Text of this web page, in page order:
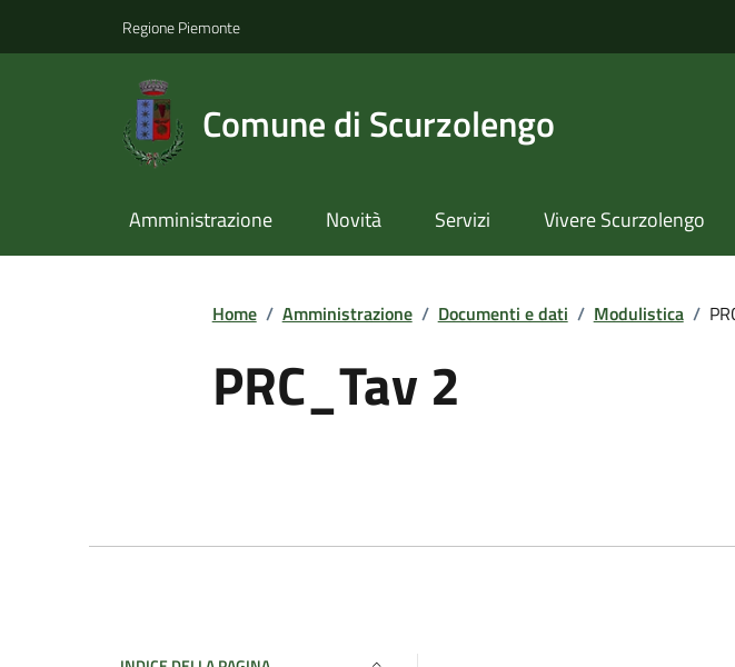
Regione Piemonte
Comune di Scurzolengo
Amministrazione Novità Servizi Vivere Scurzolengo
Home / Amministrazione / Documenti e dati / Modulistica /
PRC_Tav 2